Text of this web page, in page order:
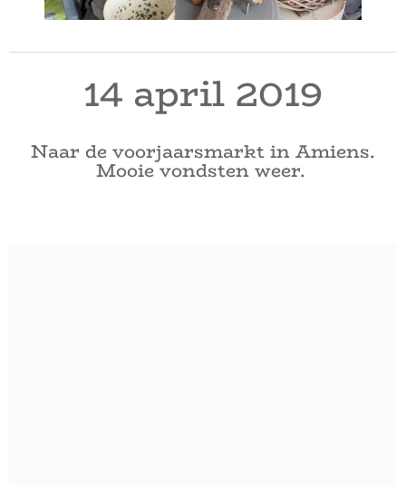
14 april 2019
Naar de voorjaarsmarkt in Amiens.
Mooie vondsten weer.